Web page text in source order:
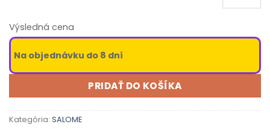
Výsledná cena
Na objednávku do 8 dní
PRIDAŤ DO KOŠÍKA
Kategória: SALOME